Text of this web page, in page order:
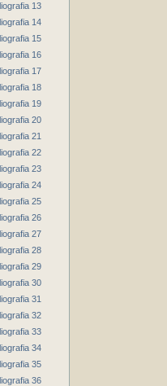
13
14
15
16
17
18
19
20
21
22
23
24
25
26
27
28
29
30
31
32
33
34
35
36